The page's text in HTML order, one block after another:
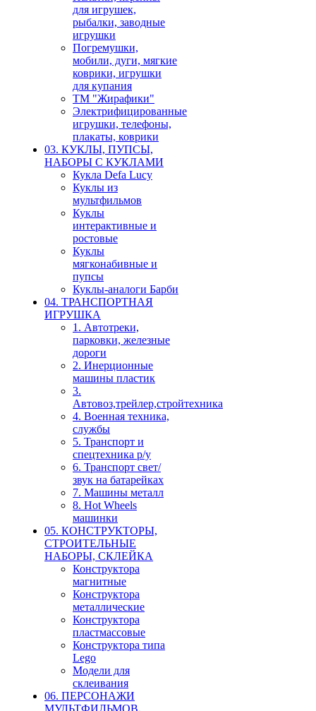
для игрушек,
рыбалки, заводные
игрушки
Погремушки,
мобили, дуги, мягкие
коврики, игрушки
для купания
ТМ "Жирафики"
Электрифицированные
игрушки, телефоны,
плакаты, коврики
03. КУКЛЫ, ПУПСЫ,
НАБОРЫ С КУКЛАМИ
Кукла Defa Lucy
Куклы из
мультфильмов
Куклы
интерактивные и
ростовые
Куклы
мягконабивные и
пупсы
Куклы-аналоги Барби
04. ТРАНСПОРТНАЯ
ИГРУШКА
1. Автотреки,
парковки, железные
дороги
2. Инерционные
машины пластик
3.
Автовоз,трейлер,стройтехника
4. Военная техника,
службы
5. Транспорт и
спецтехника р/у
6. Транспорт свет/
звук на батарейках
7. Машины металл
8. Hot Wheels
машинки
05. КОНСТРУКТОРЫ,
СТРОИТЕЛЬНЫЕ
НАБОРЫ, СКЛЕЙКА
Конструктора
магнитные
Конструктора
металлические
Конструктора
пластмассовые
Конструктора типа
Lego
Модели для
склеивания
06. ПЕРСОНАЖИ
МУЛЬТФИЛЬМОВ,